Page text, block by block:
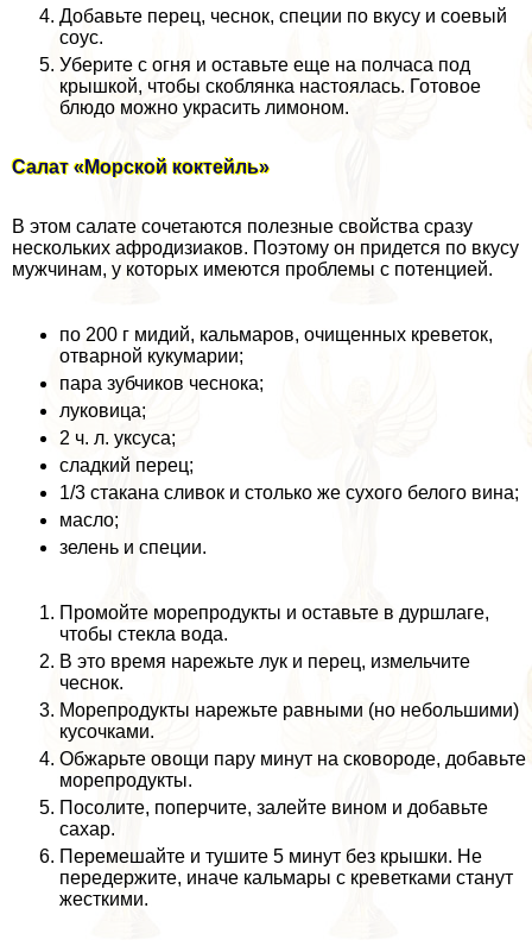
Добавьте перец, чеснок, специи по вкусу и соевый
соус.
Уберите с огня и оставьте еще на полчаса под
крышкой, чтобы скоблянка настоялась. Готовое
блюдо можно украсить лимоном.
Салат «Морской коктейль»
В этом салате сочетаются полезные свойства сразу
нескольких афродизиаков. Поэтому он придется по вкусу
мужчинам, у которых имеются проблемы с потенцией.
по 200 г мидий, кальмаров, очищенных креветок,
отварной кукумарии;
пара зубчиков чеснока;
луковица;
2 ч. л. уксуса;
сладкий перец;
1/3 стакана сливок и столько же сухого белого вина;
масло;
зелень и специи.
Промойте морепродукты и оставьте в дуршлаге,
чтобы стекла вода.
В это время нарежьте лук и перец, измельчите
чеснок.
Морепродукты нарежьте равными (но небольшими)
кусочками.
Обжарьте овощи пару минут на сковороде, добавьте
морепродукты.
Посолите, поперчите, залейте вином и добавьте
сахар.
Перемешайте и тушите 5 минут без крышки. Не
передержите, иначе кальмары с креветками станут
жесткими.